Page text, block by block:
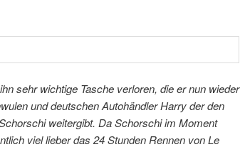
sehr wichtige Tasche verloren, die er nun wieder
und deutschen Autohändler Harry der den
weitergibt. Da Schorschi im Moment
viel lieber das 24 Stunden Rennen von Le